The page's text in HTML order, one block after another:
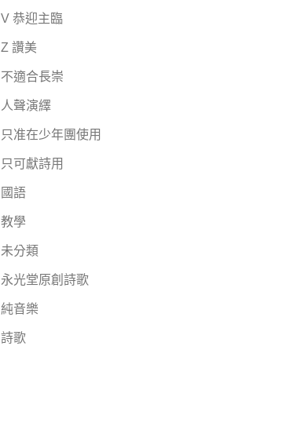
V 恭迎主臨
Z 讚美
不適合長崇
人聲演繹
只准在少年團使用
只可獻詩用
國語
教學
未分類
永光堂原創詩歌
純音樂
詩歌